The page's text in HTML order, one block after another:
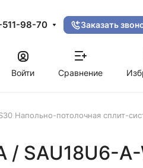
98-70 Заказать
Войти
Сравнение
Напольно-потолочная сплит-
/ SAU18U6-